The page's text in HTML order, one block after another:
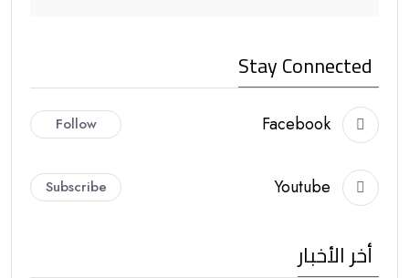
Stay Connected
Facebook
Follow
Youtube
Subscribe
أخر الأخبار